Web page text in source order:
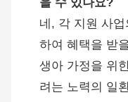
네, 각 지원 사
하여 혜택을 받
생아 가정을 위
려는 노력의 일